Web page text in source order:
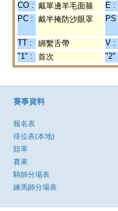
CO : 戴單邊羊毛面箍 E :
PC : 戴半掩防沙眼罩 PS
TT : 綁繫舌帶 V :
"1" :
首次 "2"
賽事資料
報名表
排位表(本地)
賠率
賽果
騎師分場表
練馬師分場表